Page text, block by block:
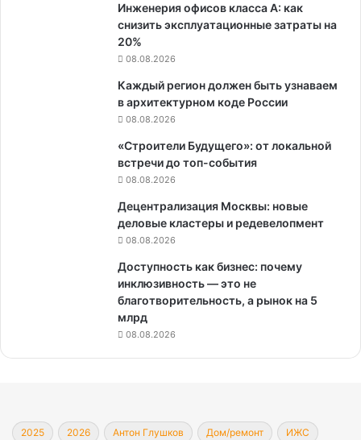
Инженерия офисов класса А: как
снизить эксплуатационные затраты на
20%
08.08.2026
Каждый регион должен быть узнаваем
в архитектурном коде России
08.08.2026
«Строители Будущего»: от локальной
встречи до топ-события
08.08.2026
Децентрализация Москвы: новые
деловые кластеры и редевелопмент
08.08.2026
Доступность как бизнес: почему
инклюзивность — это не
благотворительность, а рынок на 5
млрд
08.08.2026
2025 2026 Антон Глушков Дом/ремонт ИЖС